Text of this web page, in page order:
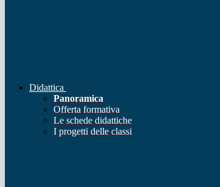
Didattica
Panoramica
Offerta formativa
Le schede didattiche
I progetti delle classi